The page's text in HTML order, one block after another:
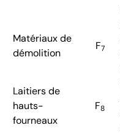
Matériaux de
démolition
F7
Laitiers de
hauts-
fourneaux
F8